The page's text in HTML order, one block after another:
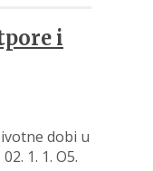
i
dobi u
1. 1. O5.